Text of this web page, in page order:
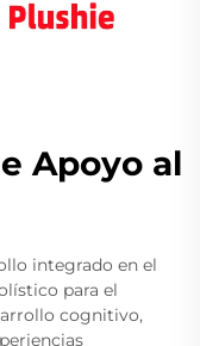
Apoyo al
integrado en el
para el
cognitivo,